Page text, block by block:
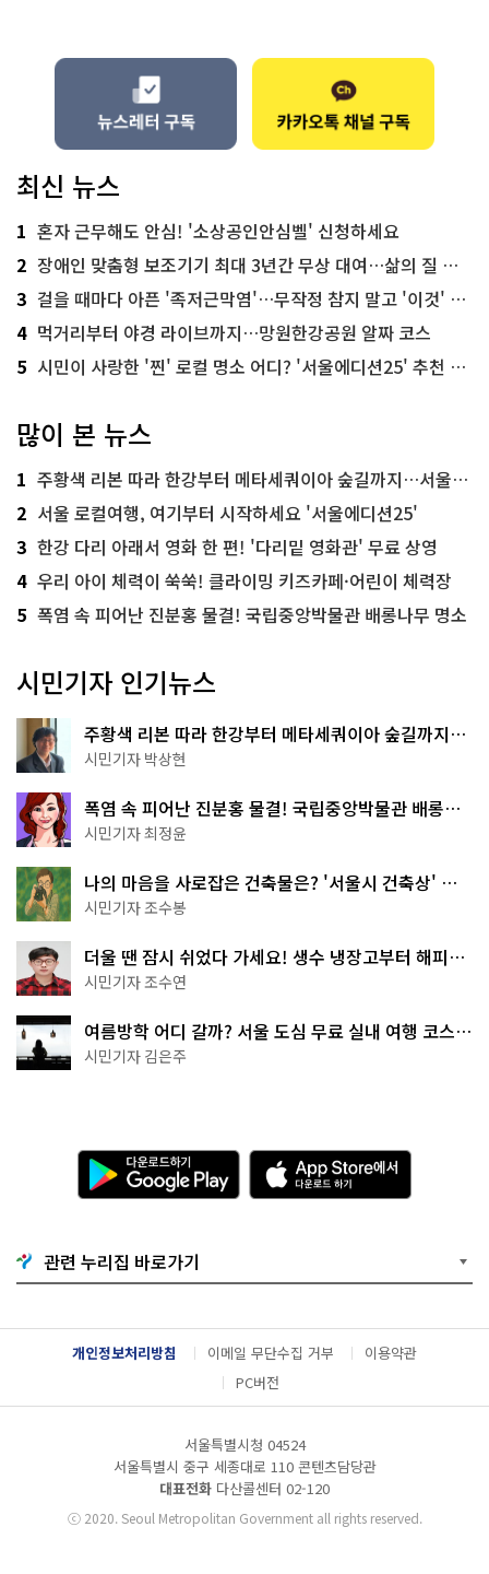
최신 뉴스
1 혼자 근무해도 안심! '소상공인안심벨' 신청하세요
2 장애인 맞춤형 보조기기 최대 3년간 무상 대여…삶의 질 높인다
3 걸을 때마다 아픈 '족저근막염'…무작정 참지 말고 '이것' 해보세요!
4 먹거리부터 야경 라이브까지…망원한강공원 알짜 코스
5 시민이 사랑한 '찐' 로컬 명소 어디? '서울에디션25' 추천 코스
많이 본 뉴스
1 주황색 리본 따라 한강부터 메타세쿼이아 숲길까지…서울둘레길 15코스
2 서울 로컬여행, 여기부터 시작하세요 '서울에디션25'
3 한강 다리 아래서 영화 한 편! '다리밑 영화관' 무료 상영
4 우리 아이 체력이 쑥쑥! 클라이밍 키즈카페·어린이 체력장
5 폭염 속 피어난 진분홍 물결! 국립중앙박물관 배롱나무 명소
시민기자 인기뉴스
주황색 리본 따라 한강부터 메타세쿼이아 숲길까지…
서울둘레길 15코스
시민기자 박상현
폭염 속 피어난 진분홍 물결! 국립중앙박물관 배롱나
무 명소
시민기자 최정윤
나의 마음을 사로잡은 건축물은? '서울시 건축상' 수
상작 공개!
시민기자 조수봉
더울 땐 잠시 쉬었다 가세요! 생수 냉장고부터 해피소
·무더위쉼터까지
시민기자 조수연
여름방학 어디 갈까? 서울 도심 무료 실내 여행 코스
추천
시민기자 김은주
다
운
로
기
G
o
g
l
e
l
A
p
p
e
서
다
운
드
관련 누리집 바로가기
개인정보처리방침 이메일 무단수집 거부
이용약관
PC버전
서울특별시청 04524
서울특별시 중구 세종대로 110 콘텐츠담당관
대표전화 다산콜센터 02-120
ⓒ2020. Seoul Metropolitan Government all rights reserved.